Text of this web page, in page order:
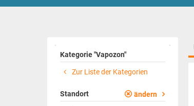
Kategorie "Vapozon"
Zur Liste der Kategorien
Standort ändern